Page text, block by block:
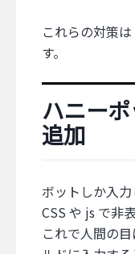
これらの対策
す。
ハニー
追加
ボットしか入力
CSS や js で非
これで人間の